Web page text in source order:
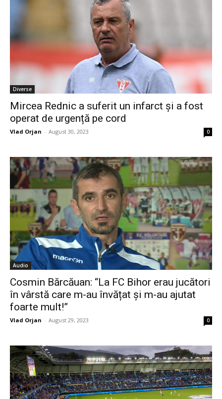
Diverse
Mircea Rednic a suferit un infarct și a fost
operat de urgență pe cord
Vlad Orjan - August 30, 2023 0
Audio
Cosmin Bărcăuan: “La FC Bihor erau jucători
în vârstă care m-au învățat și m-au ajutat
foarte mult!”
Vlad Orjan - August 29, 2023 0